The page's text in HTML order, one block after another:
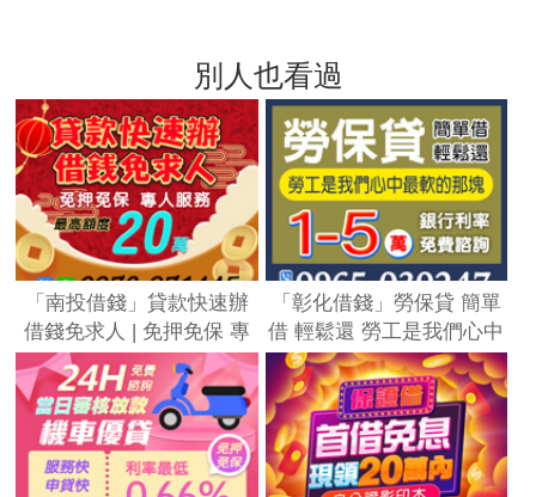
別人也看過
「南投借錢」貸款快速辦
借錢免求人 | 免押免保 專
人服務 最高額度20萬「全
台借錢網」
「彰化借錢」勞保貸 簡單
借 輕鬆還 勞工是我們心中
最軟的那塊 | 1-5萬 銀行利
率 免費諮詢「全台借錢
網」